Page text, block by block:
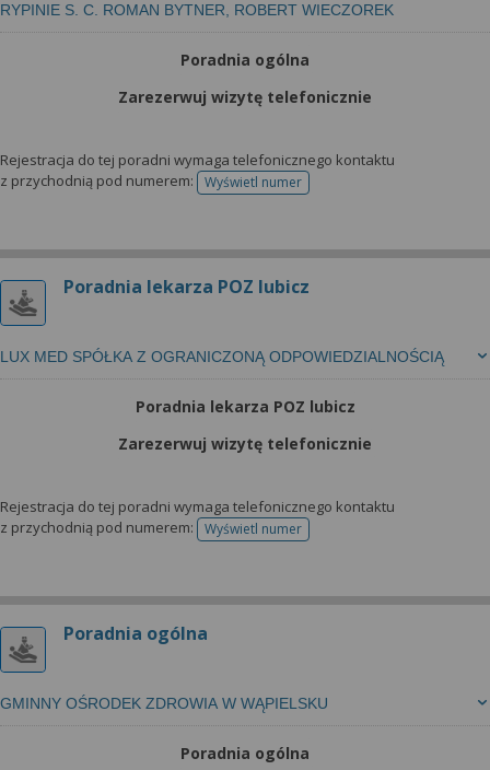
RYPINIE S. C. ROMAN BYTNER, ROBERT WIECZOREK
Poradnia ogólna
Zarezerwuj wizytę telefonicznie
Rejestracja do tej poradni wymaga telefonicznego kontaktu
z przychodnią pod numerem:
Wyświetl numertelefonu do rejestracji
Poradnia lekarza POZ lubicz
LUX MED SPÓŁKA Z OGRANICZONĄ ODPOWIEDZIALNOŚCIĄ
Poradnia lekarza POZ lubicz
Zarezerwuj wizytę telefonicznie
Rejestracja do tej poradni wymaga telefonicznego kontaktu
z przychodnią pod numerem:
Wyświetl numertelefonu do rejestracji
Poradnia ogólna
GMINNY OŚRODEK ZDROWIA W WĄPIELSKU
Poradnia ogólna